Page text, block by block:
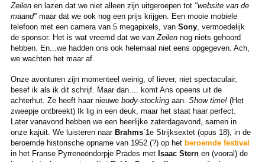
Zeilenen lazen dat we niet alleen zijn uitgeroepen tot "website van de
maand"maar dat we ook nog een prijs krijgen. Een mooie mobiele
telefoon met een camera van 5 megapixels, van Sony, vermoedelijk
de sponsor. Het is wat vreemd dat we van Zeilennog niets gehoord
hebben. En...we hadden ons ook helemaal niet eens opgegeven. Ach,
we wachten het maar af.
Onze avonturen zijn momenteel weinig, of liever, niet spectaculair,
besef ik als ik dit schrijf. Maar dan.... komt Ans opeens uit de
achterhut. Ze heeft haar nieuwe body-stockingaan. Show time!(Het
zweepje ontbreekt) Ik lig in een deuk, maar het staat haar perfect.
Later vanavond hebben we een heerlijke zaterdagavond, samen in
onze kajuit. We luisteren naar Brahms´1e Strijksextet (opus 18), in de
beroemde historische opname van 1952 (?) op het beroemde festival
in het Franse Pyrreneëndorpje Prades met Isaac Sternen (vooral) de